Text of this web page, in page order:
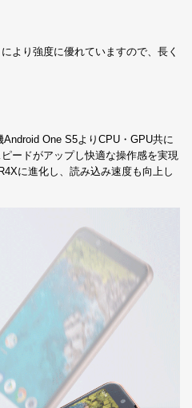
より強度に優れていますので、長く
One S5よりCPU・GPU共に
ードがアップし快適な操作感を実現
に進化し、読み込み速度も向上し